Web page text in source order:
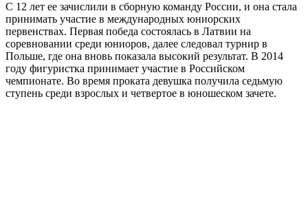
С 12 лет ее зачислили в сборную команду России, и она стала
принимать участие в международных юниорских
первенствах. Первая победа состоялась в Латвии на
соревновании среди юниоров, далее следовал турнир в
Польше, где она вновь показала высокий результат. В 2014
году фигуристка принимает участие в Российском
чемпионате. Во время проката девушка получила седьмую
ступень среди взрослых и четвертое в юношеском зачете.